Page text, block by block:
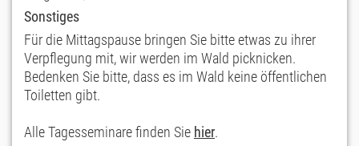
Sonstiges
Für die Mittagspause bringen Sie bitte etwas zu ihrer
Verpflegung mit, wir werden im Wald picknicken.
Bedenken Sie bitte, dass es im Wald keine öffentlichen
Toiletten gibt.
Alle Tagesseminare finden Sie hier.